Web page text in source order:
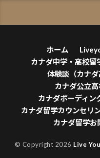
ホーム
カナダ中学・高校留
体験談（カナダ
カナダ公立
カナダボーディン
カナダ留学カウンセリ
カナダ留学お
© Copyright 2026 Live